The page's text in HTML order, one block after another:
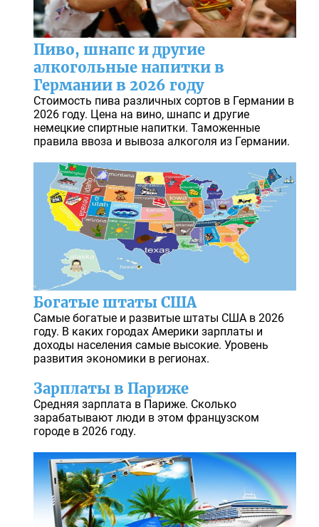
Пиво, шнапс и другие
алкогольные напитки в
Германии в 2026 году
Стоимость пива различных сортов в Германии в
2026 году. Цена на вино, шнапс и другие
немецкие спиртные напитки. Таможенные
правила ввоза и вывоза алкоголя из Германии.
Богатые штаты США
Самые богатые и развитые штаты США в 2026
году. В каких городах Америки зарплаты и
доходы населения самые высокие. Уровень
развития экономики в регионах.
Зарплаты в Париже
Средняя зарплата в Париже. Сколько
зарабатывают люди в этом французском
городе в 2026 году.